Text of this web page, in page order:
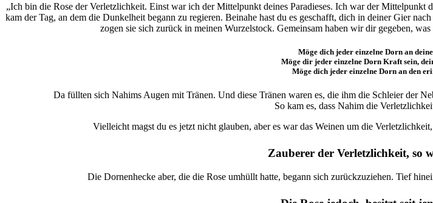
„Ich bin die Rose der Verletzlichkeit. Einst war ich der Mittelpunkt deines Paradieses. Ich war der
kam der Tag, an dem die Dunkelheit begann zu regieren. Beinahe hast du es geschafft, dich in deiner Gier
zogen sie sich zurück in meinen Wurzelstock. Gemeinsam haben wir dir gegeben,
Möge dich jeder einzelne Dorn an
Möge dir jeder einzelne Dorn Kraft sein,
Möge dich jeder einzelne Dorn an den
Da füllten sich Nahims Augen mit Tränen. Und diese Tränen waren es, die ihm die Schleier der
So kam es, dass Nahim die
Vielleicht magst du es jetzt nicht glauben, aber es war das Weinen um die
Zauberer der Verletzlichkeit, so
Die Dornenhecke aber, die die Rose umhüllt hatte, begann sich zurückzuziehen. Tief